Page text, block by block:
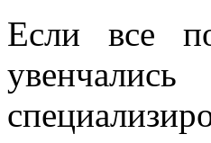
Если все